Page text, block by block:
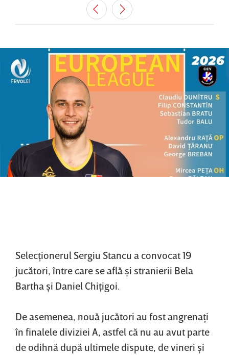
Selecţionerul Sergiu Stancu a convocat 19
jucători, între care se află şi stranierii Bela
Bartha şi Daniel Chiţigoi.
De asemenea, nouă jucători au fost angrenaţi
în finalele diviziei A, astfel că nu au avut parte
de odihnă după ultimele dispute, de vineri şi